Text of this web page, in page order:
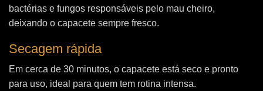
bactérias e fungos responsáveis pelo mau cheiro,
deixando o capacete sempre fresco.
Secagem rápida
Em cerca de 30 minutos, o capacete está seco e pronto
para uso, ideal para quem tem rotina intensa.